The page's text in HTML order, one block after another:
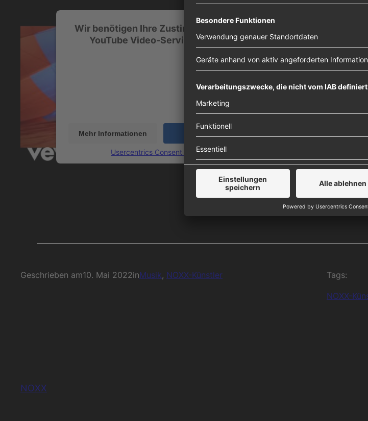
Wir benötigen Ihre Zustimmung, um den
YouTube Video-Service zu laden!
Wir verwenden einen Service eines Drittanbieters, um
Ihren Aktivitäten sammeln. Bitte lesen Sie die Details
dieses Video anzusehen.
Mehr Informationen
Usercentrics Consent Management Platform
Geschrieben am10. Mai 2022inMusik, NOXX-Künstler Tags:
NOXX-
NOXX